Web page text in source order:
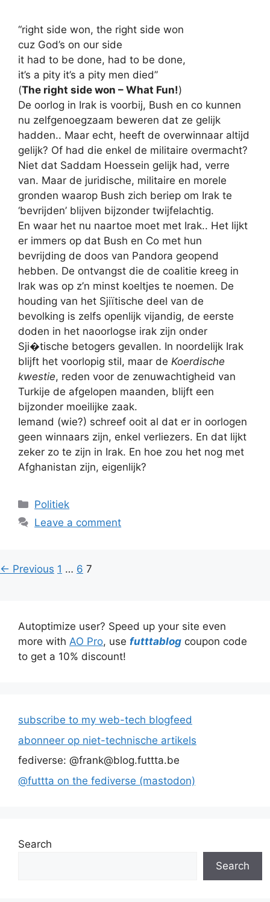
“right side won, the right side won
cuz God’s on our side
it had to be done, had to be done,
it’s a pity it’s a pity men died”
(The right side won – What Fun!)
De oorlog in Irak is voorbij, Bush en co kunnen
nu zelfgenoegzaam beweren dat ze gelijk
hadden.. Maar echt, heeft de overwinnaar altijd
gelijk? Of had die enkel de militaire overmacht?
Niet dat Saddam Hoessein gelijk had, verre
van. Maar de juridische, militaire en morele
gronden waarop Bush zich beriep om Irak te
‘bevrijden’ blijven bijzonder twijfelachtig.
En waar het nu naartoe moet met Irak.. Het lijkt
er immers op dat Bush en Co met hun
bevrijding de doos van Pandora geopend
hebben. De ontvangst die de coalitie kreeg in
Irak was op z’n minst koeltjes te noemen. De
houding van het Sjiïtische deel van de
bevolking is zelfs openlijk vijandig, de eerste
doden in het naoorlogse irak zijn onder
Sji�tische betogers gevallen. In noordelijk Irak
blijft het voorlopig stil, maar de Koerdische
kwestie, reden voor de zenuwachtigheid van
Turkije de afgelopen maanden, blijft een
bijzonder moeilijke zaak.
Iemand (wie?) schreef ooit al dat er in oorlogen
geen winnaars zijn, enkel verliezers. En dat lijkt
zeker zo te zijn in Irak. En hoe zou het nog met
Afghanistan zijn, eigenlijk?
Categories
Politiek
Leave a comment
← Previous Page
1 … Page
6 Page
7
Autoptimize user? Speed up your site even
more with AO Pro, use futttablog coupon code
to get a 10% discount!
subscribe to my web-tech blogfeed
abonneer op niet-technische artikels
fediverse: @frank@blog.futtta.be
@futtta on the fediverse (mastodon)
Search
Search